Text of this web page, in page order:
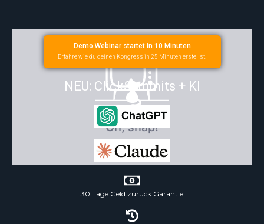
Demo Webinar startet in 10 Minuten
Erfahre wie du deinen Kongress in 25 Minuten erstellst!
NEU: ClickSummits + KI
30 Tage Geld zurück Garantie